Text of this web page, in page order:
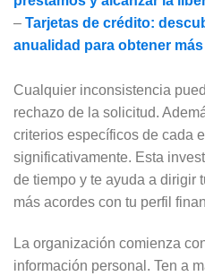
– Tarjetas de crédito:
anualidad para obtener
Cualquier inconsistencia
rechazo de la solicitud.
criterios específicos de cada
significativamente. Esta
de tiempo y te ayuda a dirigir
más acordes con tu perfil
La organización comienza
información personal. Ten a